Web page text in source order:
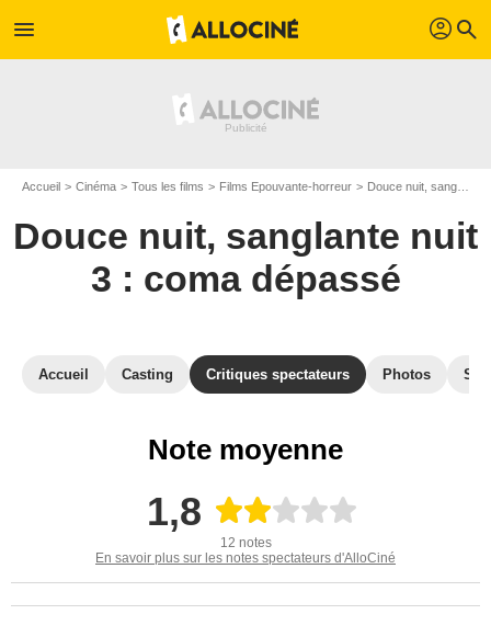
menu profil search
Accueil Cinéma Tous les films Films Epouvante-horreur Douce nuit, sanglante nuit 3 : coma dépassé
Douce nuit, sanglante nuit
3 : coma dépassé
Accueil Casting Critiques spectateurs Photos
Note moyenne
1,8
12 notes
En savoir plus sur les notes spectateurs d'AlloCiné